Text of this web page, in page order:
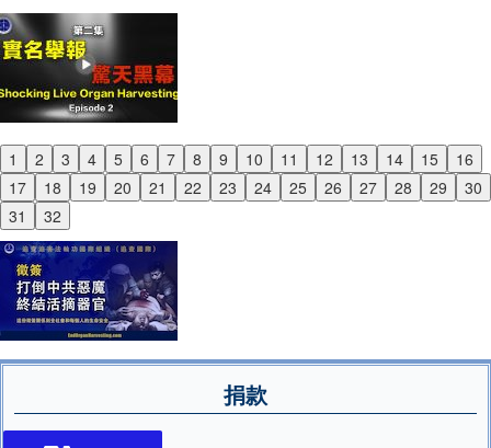
1 2 3 4 5 6 7 8 9 10 11 12 13 14 15
16
17
18 19 20 21 22 23 24 25 26 27 28 29
30
31
32
Previous
Next
捐款